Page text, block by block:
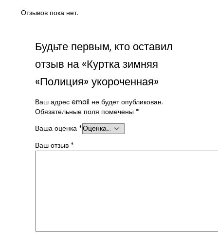
Отзывов пока нет.
Будьте первым, кто оставил
отзыв на «Куртка зимняя
«Полиция» укороченная»
Ваш адрес email не будет опубликован.
Обязательные поля помечены *
Ваша оценка *
Ваш отзыв *